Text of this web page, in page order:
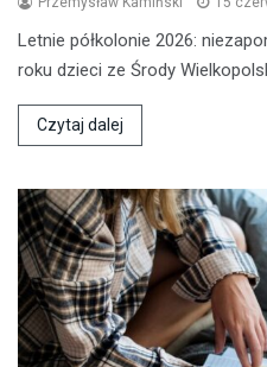
Letnie półkolonie 2026:
roku dzieci ze Środy
Czytaj dalej